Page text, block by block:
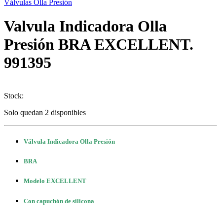
Válvulas Olla Presión
Valvula Indicadora Olla
Presión BRA EXCELLENT.
991395
Stock:
Solo quedan 2 disponibles
Válvula Indicadora Olla Presión
BRA
Modelo EXCELLENT
Con capuchón de silicona